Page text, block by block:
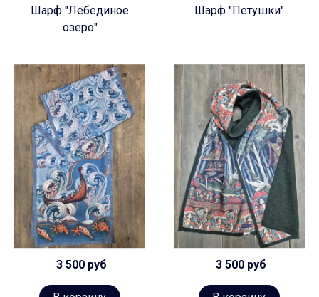
Шарф "Лебединое
озеро"
Шарф "Петушки"
3 500 руб 3 500 руб